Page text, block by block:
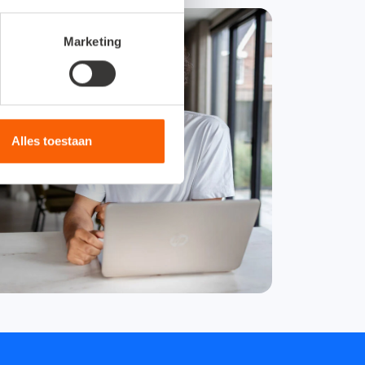
Marketing
Alles toestaan